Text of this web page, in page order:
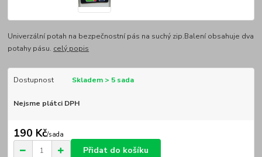
Univerzální potah na bezpečnostní pás na suchý zip.Balení obsahuje dva
potahy pásu. celý popis
Dostupnost Skladem > 5 sada
Nejsme plátci DPH
190 Kč/sada
Přidat do košíku